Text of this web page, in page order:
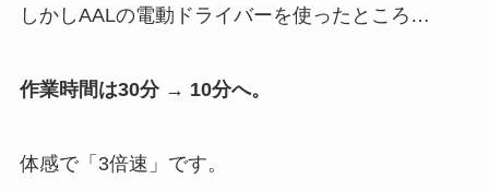
しかしAALの電動ドライバーを使ったところ…
作業時間は30分 → 10分へ。
体感で「3倍速」です。